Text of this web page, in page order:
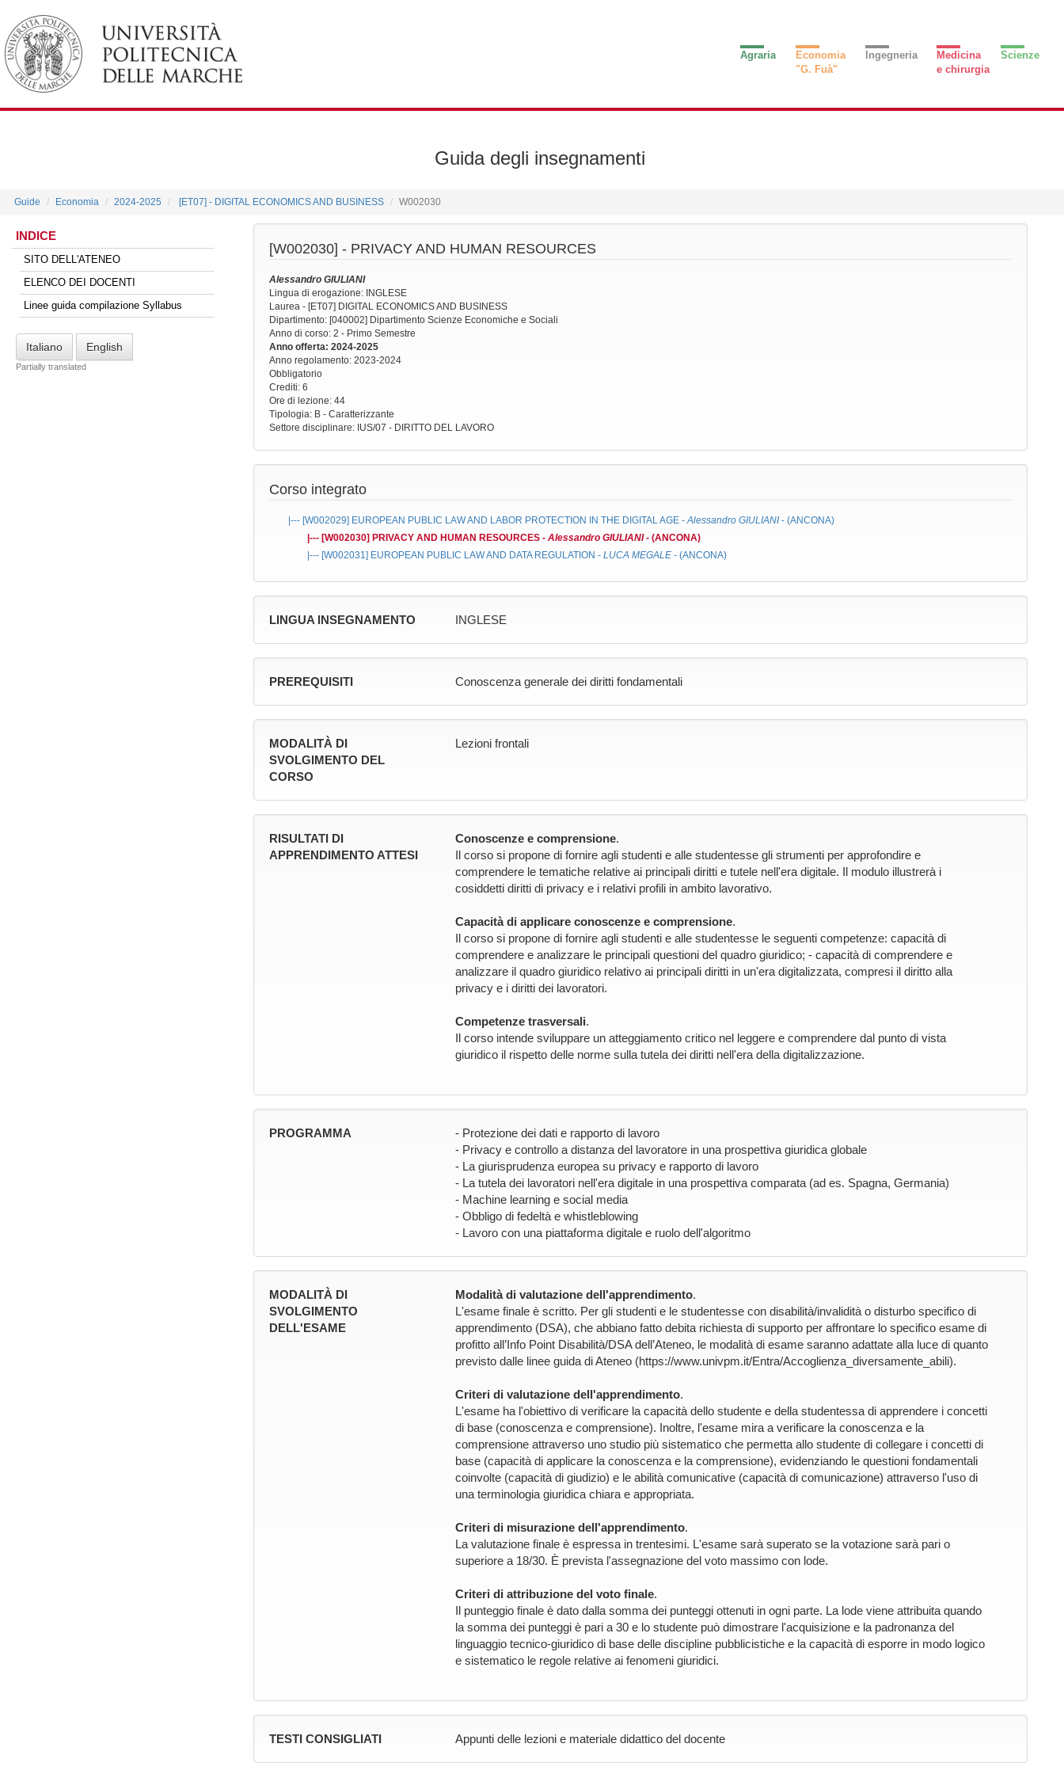
Agraria
Economia
"G. Fuà"
Ingegneria
Medicina
e chirurgia
Scienze
Guida degli insegnamenti
Guide Economia 2024-2025 [ET07] - DIGITAL ECONOMICS AND BUSINESS W002030
INDICE
SITO DELL'ATENEO
ELENCO DEI DOCENTI
Linee guida compilazione Syllabus
Italiano English
Partially translated
[W002030] - PRIVACY AND HUMAN RESOURCES
Alessandro GIULIANI
Lingua di erogazione: INGLESE
Laurea - [ET07] DIGITAL ECONOMICS AND BUSINESS
Dipartimento: [040002] Dipartimento Scienze Economiche e Sociali
Anno di corso: 2 - Primo Semestre
Anno offerta: 2024-2025
Anno regolamento: 2023-2024
Obbligatorio
Crediti: 6
Ore di lezione: 44
Tipologia: B - Caratterizzante
Settore disciplinare: IUS/07 - DIRITTO DEL LAVORO
Corso integrato
|--- [W002029] EUROPEAN PUBLIC LAW AND LABOR PROTECTION IN THE DIGITAL AGE -Alessandro GIULIANI - (ANCONA)
|--- [W002030] PRIVACY AND HUMAN RESOURCES - Alessandro GIULIANI- (ANCONA)
|--- [W002031] EUROPEAN PUBLIC LAW AND DATA REGULATION - LUCA MEGALE - (ANCONA)
LINGUA INSEGNAMENTO INGLESE
PREREQUISITI Conoscenza generale dei diritti fondamentali
MODALITÀ DI
SVOLGIMENTO DEL
CORSO
Lezioni frontali
RISULTATI DI
APPRENDIMENTO ATTESI
Conoscenze e comprensione.
Il corso si propone di fornire agli studenti e alle studentesse gli strumenti per approfondire e
comprendere le tematiche relative ai principali diritti e tutele nell'era digitale. Il modulo illustrerà i
cosiddetti diritti di privacy e i relativi profili in ambito lavorativo.
Capacità di applicare conoscenze e comprensione.
Il corso si propone di fornire agli studenti e alle studentesse le seguenti competenze: capacità di
comprendere e analizzare le principali questioni del quadro giuridico; - capacità di comprendere e
analizzare il quadro giuridico relativo ai principali diritti in un'era digitalizzata, compresi il diritto alla
privacy e i diritti dei lavoratori.
Competenze trasversali.
Il corso intende sviluppare un atteggiamento critico nel leggere e comprendere dal punto di vista
giuridico il rispetto delle norme sulla tutela dei diritti nell'era della digitalizzazione.
PROGRAMMA
- Protezione dei dati e rapporto di lavoro
- Privacy e controllo a distanza del lavoratore in una prospettiva giuridica globale
- La giurisprudenza europea su privacy e rapporto di lavoro
- La tutela dei lavoratori nell'era digitale in una prospettiva comparata (ad es. Spagna, Germania)
- Machine learning e social media
- Obbligo di fedeltà e whistleblowing
- Lavoro con una piattaforma digitale e ruolo dell'algoritmo
MODALITÀ DI
SVOLGIMENTO
DELL'ESAME
Modalità di valutazione dell'apprendimento.
L'esame finale è scritto. Per gli studenti e le studentesse con disabilità/invalidità o disturbo specifico di
apprendimento (DSA), che abbiano fatto debita richiesta di supporto per affrontare lo specifico esame di
profitto all’Info Point Disabilità/DSA dell’Ateneo, le modalità di esame saranno adattate alla luce di quanto
previsto dalle linee guida di Ateneo (https://www.univpm.it/Entra/Accoglienza_diversamente_abili).
Criteri di valutazione dell'apprendimento.
L'esame ha l'obiettivo di verificare la capacità dello studente e della studentessa di apprendere i concetti
di base (conoscenza e comprensione). Inoltre, l'esame mira a verificare la conoscenza e la
comprensione attraverso uno studio più sistematico che permetta allo studente di collegare i concetti di
base (capacità di applicare la conoscenza e la comprensione), evidenziando le questioni fondamentali
coinvolte (capacità di giudizio) e le abilità comunicative (capacità di comunicazione) attraverso l'uso di
una terminologia giuridica chiara e appropriata.
Criteri di misurazione dell'apprendimento.
La valutazione finale è espressa in trentesimi. L'esame sarà superato se la votazione sarà pari o
superiore a 18/30. È prevista l'assegnazione del voto massimo con lode.
Criteri di attribuzione del voto finale.
Il punteggio finale è dato dalla somma dei punteggi ottenuti in ogni parte. La lode viene attribuita quando
la somma dei punteggi è pari a 30 e lo studente può dimostrare l'acquisizione e la padronanza del
linguaggio tecnico-giuridico di base delle discipline pubblicistiche e la capacità di esporre in modo logico
e sistematico le regole relative ai fenomeni giuridici.
TESTI CONSIGLIATI Appunti delle lezioni e materiale didattico del docente